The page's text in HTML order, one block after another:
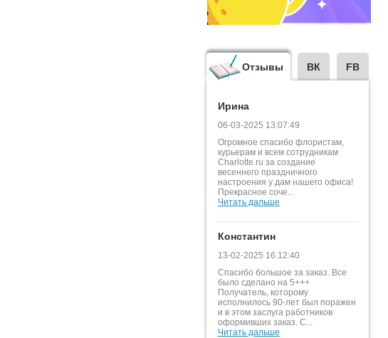
Отзывы ВК FB
Ирина
06-03-2025 13:07:49
Огромное спасибо флористам,
курьерам и всем сотрудникам
Charlotte.ru за создание
весеннего праздничного
настроения у дам нашего офиса!
Прекрасное соче...
Читать дальше
Константин
13-02-2025 16:12:40
Спасибо большое за заказ. Все
было сделано на 5+++
Получатель, которому
исполнилось 90-лет был поражен
и в этом заслуга работников
оформивших заказ. С...
Читать дальше